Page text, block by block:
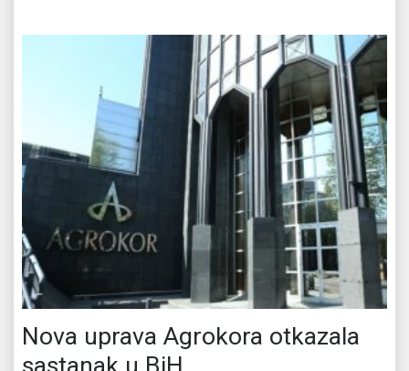
Nova uprava Agrokora otkazala